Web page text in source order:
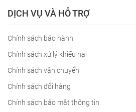
DỊCH VỤ VÀ HỖ TRỢ
Chính sách bảo hành
Chính sách xử lý khiếu nại
Chính sách vận chuyển
Chính sách đổi hàng
Chính sách bảo mật thông tin